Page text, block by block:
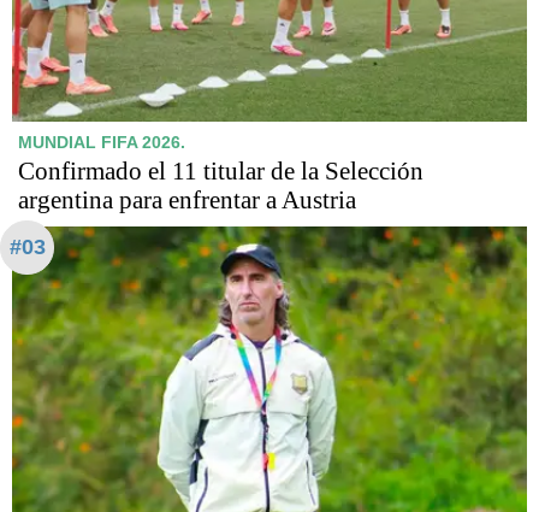
MUNDIAL FIFA 2026.
Confirmado el 11 titular de la Selección
argentina para enfrentar a Austria
#03